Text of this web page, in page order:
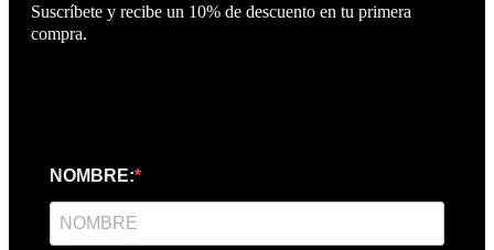
Suscríbete y recibe un 10% de descuento en tu primera
compra.
NOMBRE: